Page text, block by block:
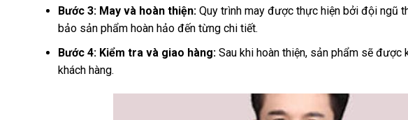
Bước 3: May và hoàn thiện:Quy trình may được thực hiện bởi đội ngũ
bảo sản phẩm hoàn hảo đến từng chi tiết.
Bước 4: Kiểm tra và giao hàng:Sau khi hoàn thiện, sản phẩm sẽ
khách hàng.